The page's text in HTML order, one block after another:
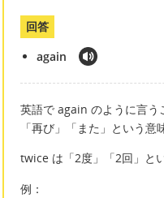
回答
again
英語で again のように言う
「再び」「また」という意
twice は「2度」「2回」と
例：